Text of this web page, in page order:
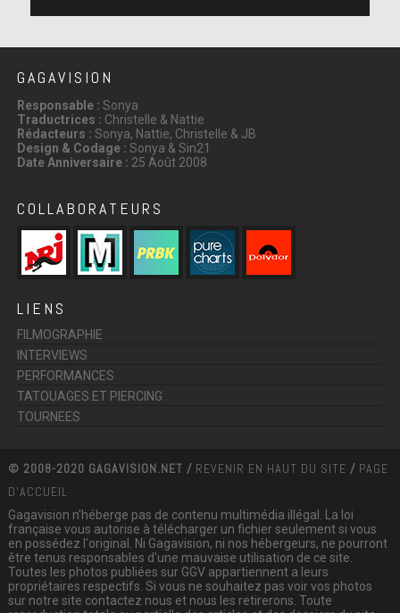
GAGAVISION
Responsable : Sonya
Traductrices : Christelle & Nattie
Rédacteurs : Sonya, Nattie, Christelle & JB
Design & Codage : Sonya & Sin21
Date Anniversaire : 25 Août 2008
COLLABORATEURS
LIENS
FILMOGRAPHIE
INTERVIEWS
PERFORMANCES
TATOUAGES ET PIERCING
TOURNEES
© 2008-2020 GAGAVISION.NET / REVENIR EN HAUT DU SITE / PAGE
D'ACCUEIL
Gagavision n'héberge pas de contenu multimédia illégal. La loi
française vous autorise à télécharger un fichier seulement si vous
en possédez l'original. Ni Gagavision, ni nos hébergeurs, ne pourront
être tenus responsables d'une mauvaise utilisation de ce site.
Toutes les photos publiées sur GGV appartiennent a leurs
propriétaires respectifs. Si vous ne souhaitez pas voir vos photos
sur notre site contactez nous et nous les retirerons. Toute